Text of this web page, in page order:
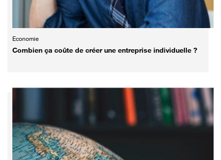
Economie
Combien ça coûte de créer une entreprise individuelle ?